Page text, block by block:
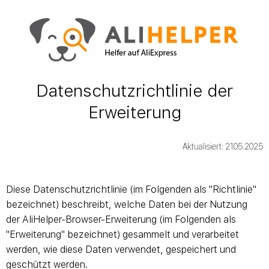
Datenschutzrichtlinie der
Erweiterung
Aktualisiert: 21.05.2025
Diese Datenschutzrichtlinie (im Folgenden als "Richtlinie"
bezeichnet) beschreibt, welche Daten bei der Nutzung
der AliHelper-Browser-Erweiterung (im Folgenden als
"Erweiterung" bezeichnet) gesammelt und verarbeitet
werden, wie diese Daten verwendet, gespeichert und
geschützt werden.